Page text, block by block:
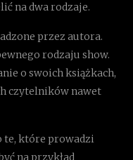
na dwa rodzaje.
przez autora.
rodzaju show.
o swoich książkach,
czytelników nawet
te, które prowadzi
na przykład